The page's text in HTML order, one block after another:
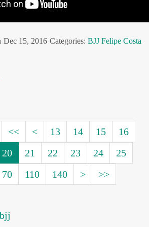
Dec 15, 2016 Categories: BJJ Felipe Costa
<< < 13 14 15
16
20 21 22 23 24
25
70 110 140 > >>